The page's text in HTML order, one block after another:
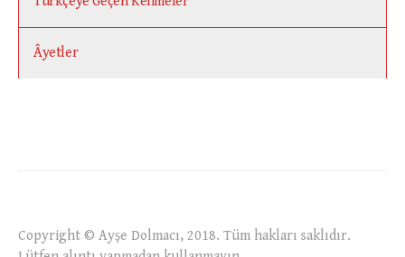
Âyetler
Copyright © Ayşe Dolmacı, 2018. Tüm hakları saklıdır.